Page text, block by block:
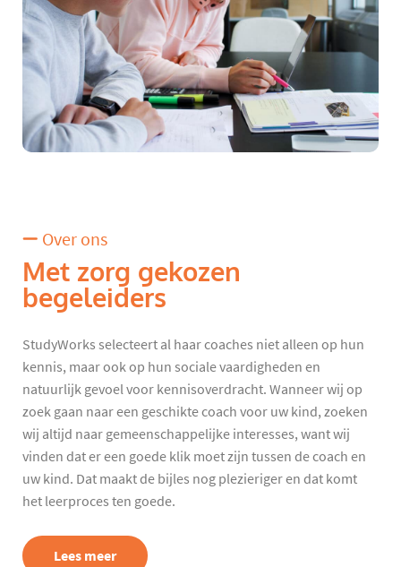
Over ons
Met zorg gekozen
begeleiders
StudyWorks selecteert al haar coaches niet alleen op hun
kennis, maar ook op hun sociale vaardigheden en
natuurlijk gevoel voor kennisoverdracht. Wanneer wij op
zoek gaan naar een geschikte coach voor uw kind, zoeken
wij altijd naar gemeenschappelijke interesses, want wij
vinden dat er een goede klik moet zijn tussen de coach en
uw kind. Dat maakt de bijles nog plezieriger en dat komt
het leerproces ten goede.
Lees meer